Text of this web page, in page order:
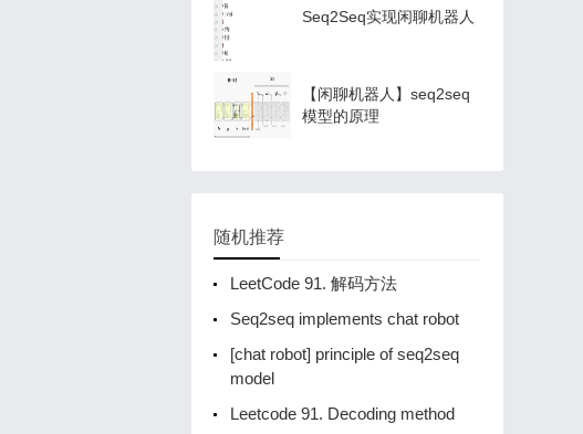
Seq2Seq实现闲聊机器人
【闲聊机器人】seq2seq
模型的原理
随机推荐
LeetCode 91. 解码方法
Seq2seq implements chat robot
[chat robot] principle of seq2seq
model
Leetcode 91. Decoding method